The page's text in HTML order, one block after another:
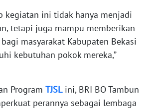
kegiatan ini tidak hanya menjadi
tetapi juga mampu memberikan
masyarakat Kabupaten Bekasi
kebutuhan pokok mereka,”
Program TJSLini, BRI BO Tambun
perannya sebagai lembaga